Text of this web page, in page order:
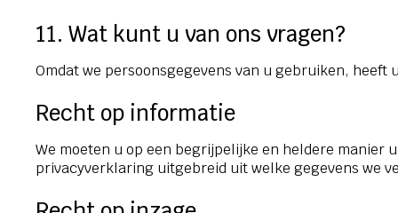
11. Wat kunt u van ons vragen?
Omdat we persoonsgegevens van u gebruiken,
Recht op informatie
We moeten u op een begrijpelijke en heldere manier
privacyverklaring uitgebreid uit welke gegevens we